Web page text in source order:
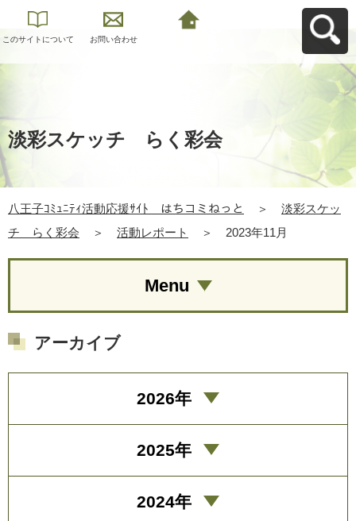
このサイトについて お問い合わせ
淡彩スケッチ らく彩会
八王子ｺﾐｭﾆﾃｨ活動応援ｻｲﾄ はちコミねっと ＞
淡彩スケッ
チ らく彩会
＞ 活動レポート ＞ 2023年11月
Menu
アーカイブ
2026年
2025年
2024年